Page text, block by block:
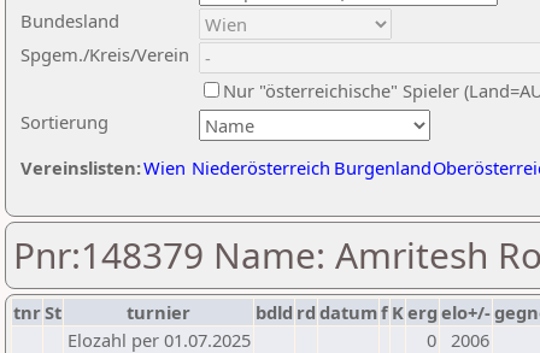
Sortierung
Bundesland
Spgem./Kreis/Verein
Nur "österreichische" Spieler
Vereinslisten:Wien Niederösterreich Burgenland
Pnr:148379 Name: Amritesh
tnrSt turnier bdld rd datumf Kerg elo+/-
Elozahl per 01.07.2025
0 2006